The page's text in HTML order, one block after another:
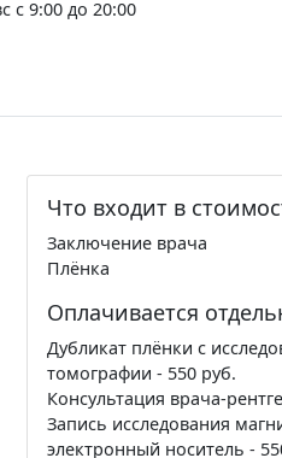
с 9:00 до 20:00
Что входит в
Заключение врача
Плёнка
Оплачивается
Дубликат плёнки с
томографии - 550 руб.
Консультация врача-
Запись исследования
электронный носитель -